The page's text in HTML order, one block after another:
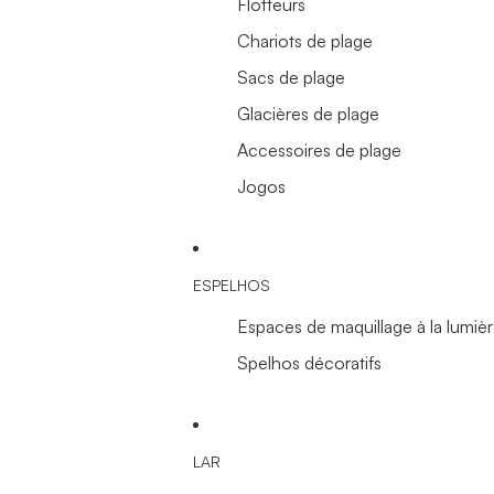
Flotteurs
Chariots de plage
Sacs de plage
Glacières de plage
Accessoires de plage
Jogos
ESPELHOS
Espaces de maquillage à la
Spelhos décoratifs
LAR